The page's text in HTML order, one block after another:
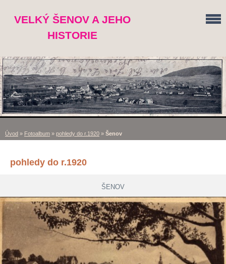
VELKÝ ŠENOV A JEHO
HISTORIE
Úvod » Fotoalbum » pohledy do r.1920 » Šenov
pohledy do r.1920
ŠENOV